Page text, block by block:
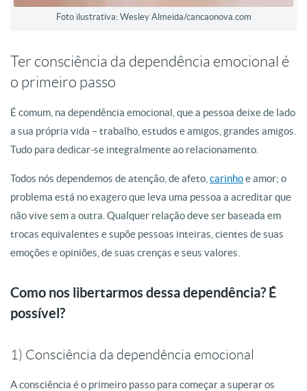
Foto ilustrativa: Wesley Almeida/cancaonova.com
Ter consciência da dependência emocional é
o primeiro passo
É comum, na dependência emocional, que a pessoa deixe de lado
a sua própria vida – trabalho, estudos e amigos, grandes amigos.
Tudo para dedicar-se integralmente ao relacionamento.
Todos nós dependemos de atenção, de afeto, carinhoe amor; o
problema está no exagero que leva uma pessoa a acreditar que
não vive sem a outra. Qualquer relação deve ser baseada em
trocas equivalentes e supõe pessoas inteiras, cientes de suas
emoções e opiniões, de suas crenças e seus valores.
Como nos libertarmos dessa dependência? É
possível?
1) Consciência da dependência emocional
A consciência é o primeiro passo para começar a superar os